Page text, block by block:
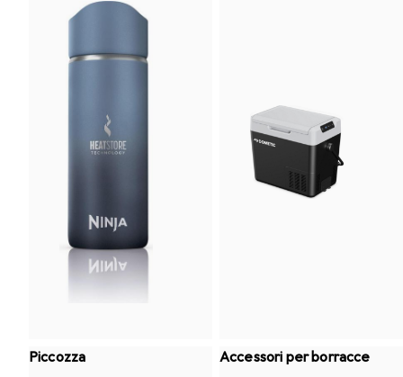
Piccozza Accessori per borracce